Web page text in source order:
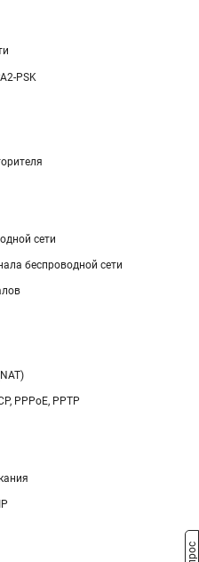
PSK
сети
беспроводной сети
PPPoE, PPTP